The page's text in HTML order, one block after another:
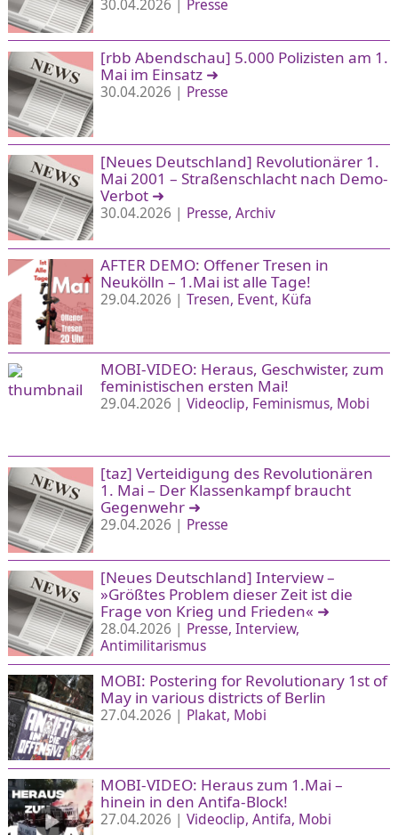
30.04.2026 | Presse
[rbb Abendschau] 5.000 Polizisten am 1.
Mai im Einsatz ➜
30.04.2026 | Presse
[Neues Deutschland] Revolutionärer 1.
Mai 2001 – Straßenschlacht nach Demo-
Verbot ➜
30.04.2026 | Presse Archiv
AFTER DEMO: Offener Tresen in
Neukölln – 1.Mai ist alle Tage!
29.04.2026 |Tresen Event Küfa
MOBI-VIDEO: Heraus, Geschwister, zum
feministischen ersten Mai!
29.04.2026 |Videoclip Feminismus Mobi
[taz] Verteidigung des Revolutionären
1. Mai – Der Klassenkampf braucht
Gegenwehr ➜
29.04.2026 | Presse
[Neues Deutschland] Interview –
»Größtes Problem dieser Zeit ist die
Frage von Krieg und Frieden« ➜
28.04.2026 | Presse Interview
Antimilitarismus
MOBI: Postering for Revolutionary 1st of
May in various districts of Berlin
27.04.2026 | Plakat Mobi
MOBI-VIDEO: Heraus zum 1.Mai –
hinein in den Antifa-Block!
27.04.2026 |Videoclip Antifa Mobi